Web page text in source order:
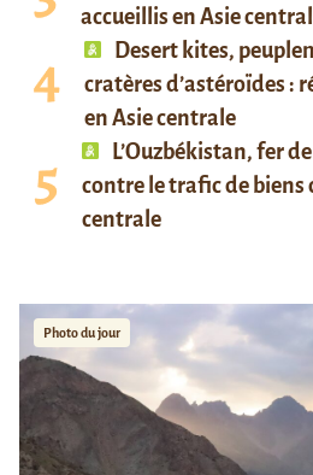
accueillis en Asie
Desert kites,
cratères d’astéroïdes :
en Asie centrale
L’Ouzbékistan, fer
contre le trafic de biens
centrale
Photo du jour